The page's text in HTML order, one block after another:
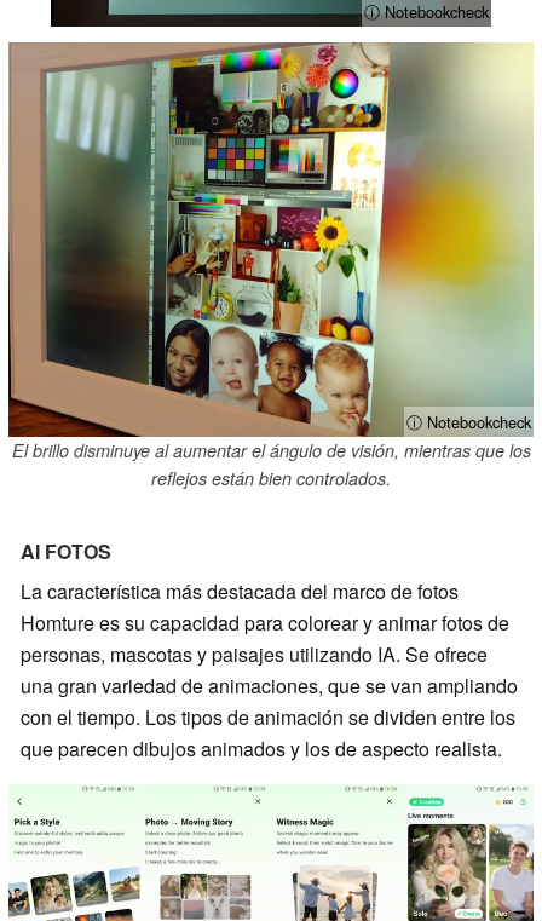
ⓘ Notebookcheck
ⓘ Notebookcheck
El brillo disminuye al aumentar el ángulo de visión, mientras que los
reflejos están bien controlados.
AI FOTOS
La característica más destacada del marco de fotos
Homture es su capacidad para colorear y animar fotos de
personas, mascotas y paisajes utilizando IA. Se ofrece
una gran variedad de animaciones, que se van ampliando
con el tiempo. Los tipos de animación se dividen entre los
que parecen dibujos animados y los de aspecto realista.